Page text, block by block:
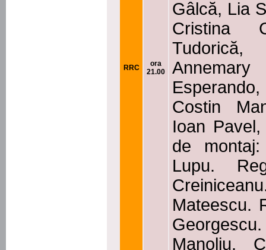
RRC
ora
21.00
Gâlcă, Lia
Cristina
Costin
Ioan
de
Lupu.
Mateescu.
Manoliu.